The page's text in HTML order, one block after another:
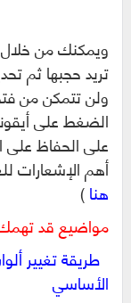
ويمكنك من خلال
تريد حجبها ثم
ولن تتمكن من
الضغط على
على الحفاظ
أهم الإشعارات
هنا)
مواضيع قد
طريقة تغيير
الأساسي